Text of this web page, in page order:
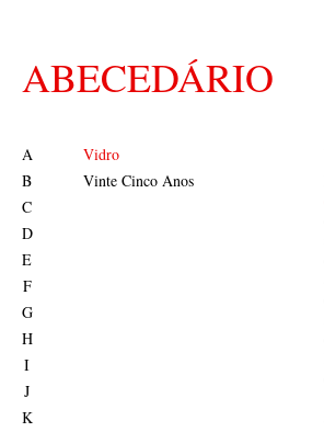
ABECEDÁRIO
A
B
C
D
E
F
G
H
I
J
K
Vidro
Vinte Cinco Anos